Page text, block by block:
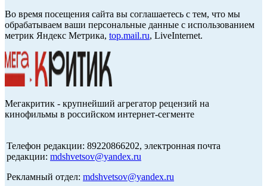
Во время посещения сайта вы соглашаетесь с тем, что мы
обрабатываем ваши персональные данные с использованием
метрик Яндекс Метрика, top.mail.ru, LiveInternet.
Мегакритик - крупнейший агрегатор рецензий на
кинофильмы в российском интернет-сегменте
Телефон редакции: 89220866202, электронная почта
редакции: mdshvetsov@yandex.ru
Рекламный отдел: mdshvetsov@yandex.ru